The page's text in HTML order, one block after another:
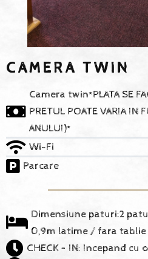
CAMERA TWIN
Camera twin*PLATA SE
PRETUL POATE VARIA IN
ANULUI)*
Wi-Fi
Parcare
Dimensiune paturi:2
0,9m latime / fara tablie
CHECK – IN: Incepand cu